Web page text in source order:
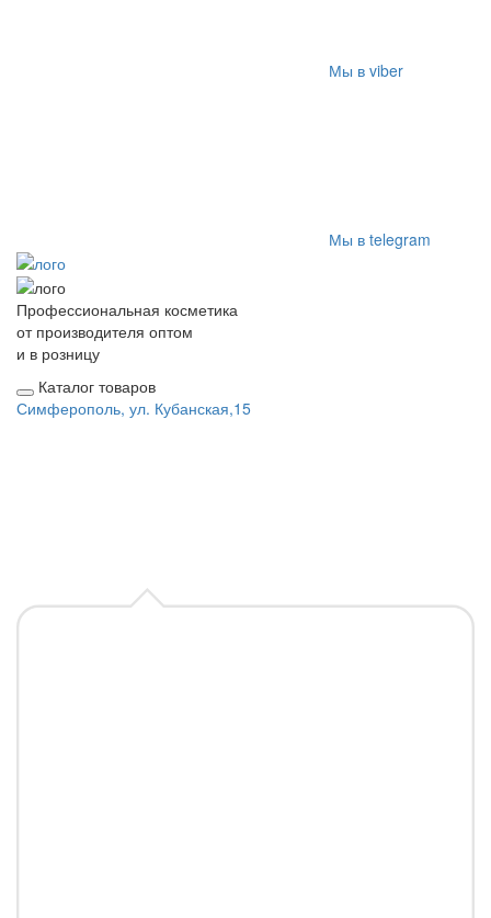
Мы в viber
Мы в telegram
Профессиональная косметика
от производителя оптом
и в розницу
Каталог товаров
Симферополь, ул. Кубанская,15